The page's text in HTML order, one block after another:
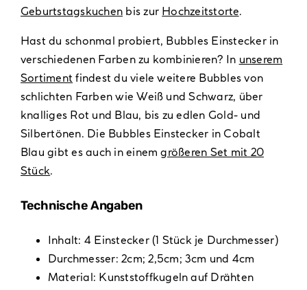
Geburtstagskuchen bis zur Hochzeitstorte.
Hast du schonmal probiert, Bubbles Einstecker in
verschiedenen Farben zu kombinieren? In unserem
Sortiment findest du viele weitere Bubbles von
schlichten Farben wie Weiß und Schwarz, über
knalliges Rot und Blau, bis zu edlen Gold- und
Silbertönen. Die Bubbles Einstecker in Cobalt
Blau gibt es auch in einemgrößeren Set mit 20
Stück.
Technische Angaben
Inhalt: 4 Einstecker (1 Stück je Durchmesser)
Durchmesser: 2cm; 2,5cm; 3cm und 4cm
Material: Kunststoffkugeln auf Drähten